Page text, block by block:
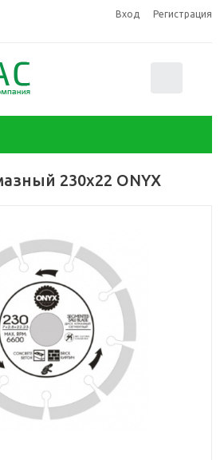
Вход Регистрация
230х22 ONYX